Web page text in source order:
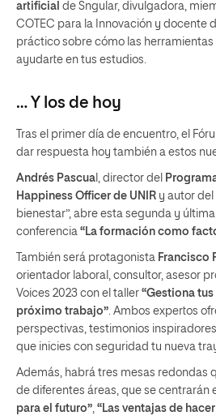
artificial de Sngular, divulgadora,
COTEC para la Innovación y docente
práctico sobre cómo las
ayudarte en tus estudios.
… Y los de hoy
Tras el primer día de encuentro, el
dar respuesta hoy también a estos
Andrés Pascua l, director del
Happiness Officer de UNIR y autor del
bienestar”, abre esta segunda y
conferencia “La formación como
También será protagonista Francisco
orientador laboral, consultor, asesor
Voices 2023 con el taller “Gestiona
próximo trabajo”. Ambos expertos
perspectivas, testimonios
que inicies con seguridad tu nueva
Además, habrá tres mesas redondas
de diferentes áreas, que se centrarán
para el futuro”, “Las ventajas de